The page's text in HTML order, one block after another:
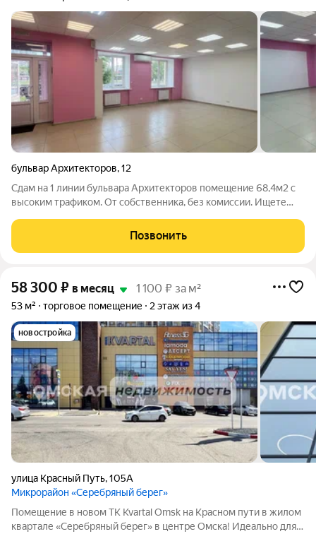
бульвар Архитекторов,12
Сдам на 1 линии бульвара Архитекторов помещение 68,4м2 с
высоким трафиком. От собственника, без комиссии. Ищете
входом? Позвоните сейчас, чтобы забронировать выгодную
локацию! Характеристики: Общая
Позвонить
58 300 ₽ в месяц 1 100 ₽ за м²
53 м² торговое помещение 2 этаж из 4
новостройка
улица Красный Путь,105А
Микрорайон «Серебряный берег»
Помещение в новом ТК Kvartal Omsk на Красном пути в жилом
квартале «Серебряный берег» в центре Омска! Идеально для